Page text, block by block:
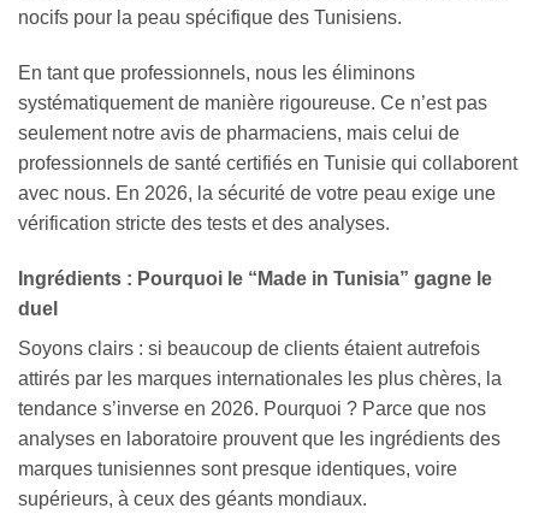
nocifs pour la peau spécifique des Tunisiens.
En tant que professionnels, nous les éliminons
systématiquement de manière rigoureuse. Ce n’est pas
seulement notre avis de pharmaciens, mais celui de
professionnels de santé certifiés en Tunisie qui collaborent
avec nous. En 2026, la sécurité de votre peau exige une
vérification stricte des tests et des analyses.
Ingrédients : Pourquoi le “Made in Tunisia” gagne le
duel
Soyons clairs : si beaucoup de clients étaient autrefois
attirés par les marques internationales les plus chères, la
tendance s’inverse en 2026. Pourquoi ? Parce que nos
analyses en laboratoire prouvent que les ingrédients des
marques tunisiennes sont presque identiques, voire
supérieurs, à ceux des géants mondiaux.